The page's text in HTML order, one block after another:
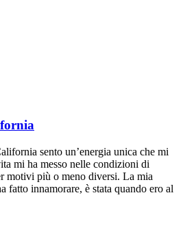
sento un’energia unica che mi
mi ha messo nelle condizioni di
motivi più o meno diversi. La mia
fatto innamorare, è stata quando ero al